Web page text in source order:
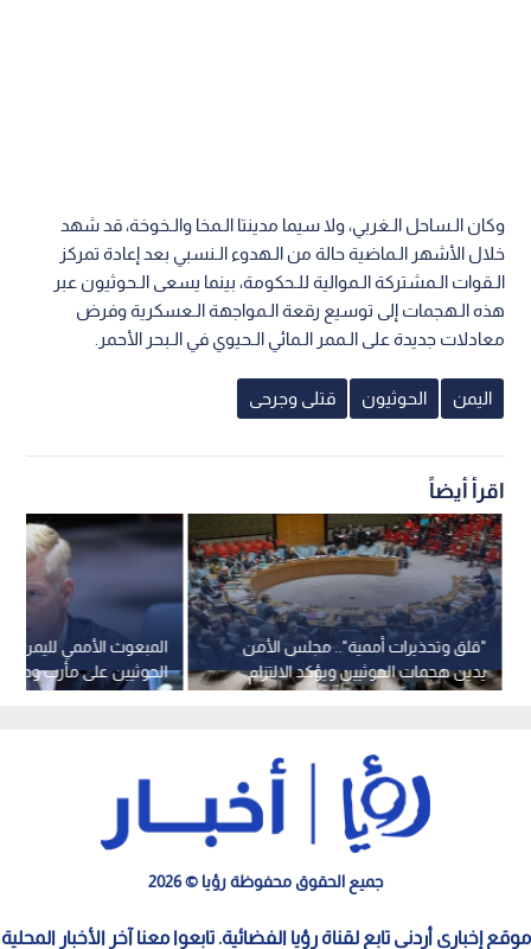
وكان الـساحل الـغربي، ولا سيما مدينتا الـمخا والـخوخة، قد شهد
خلال الأشهر الـماضية حالة من الـهدوء الـنسبي بعد إعادة تمركز
الـقوات الـمشتركة الـموالية للـحكومة، بينما يسعى الـحوثيون عبر
هذه الـهجمات إلى توسيع رقعة الـمواجهة الـعسكرية وفرض
معادلات جديدة على الـممر الـمائي الـحيوي في الـبحر الأحمر.
اليمن الحوثيون قتلى وجرحى
اقرأ أيضاً
المبعوث الأممي لليمن
الحوثيين على مأرب
بصراع واسع
"قلق وتحذيرات أممية".. مجلس الأمن
يدين هجمات الحوثيين ويؤكد الالتزام
بسيادة اليمن
جميع الحقوق محفوظة رؤيا © 2026
موقع إخباري أردني تابع لقناة رؤيا الفضائية. تابعوا معنا آخر الأخبار المحلية